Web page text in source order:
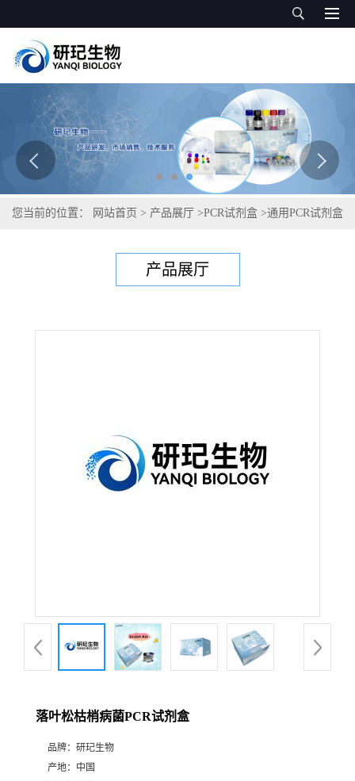
您当前的位置： 网站首页 > 产品展厅 >PCR试剂盒 >通用PCR试剂盒
产品展厅
落叶松枯梢病菌PCR试剂盒
品牌： 研玘生物
产地： 中国